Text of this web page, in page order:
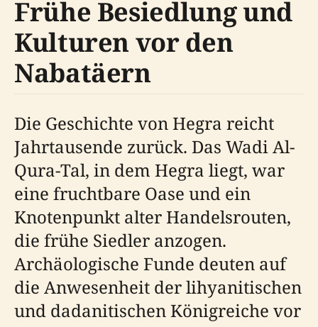
Frühe Besiedlung und
Kulturen vor den
Nabatäern
Die Geschichte von Hegra reicht
Jahrtausende zurück. Das Wadi Al-
Qura-Tal, in dem Hegra liegt, war
eine fruchtbare Oase und ein
Knotenpunkt alter Handelsrouten,
die frühe Siedler anzogen.
Archäologische Funde deuten auf
die Anwesenheit der lihyanitischen
und dadanitischen Königreiche vor